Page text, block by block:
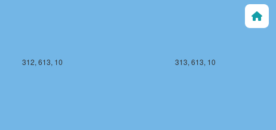
312, 613, 10 313, 613, 10